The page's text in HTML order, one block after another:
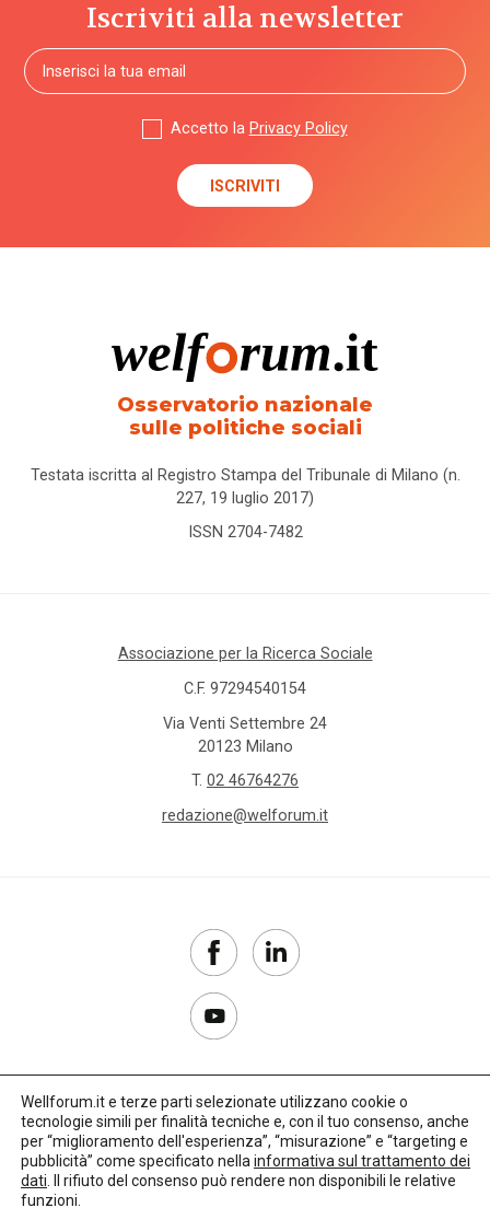
Iscriviti alla newsletter
Accetto la Privacy Policy
Osservatorio nazionale
sulle politiche sociali
Testata iscritta al Registro Stampa del Tribunale di Milano (n.
227, 19 luglio 2017)
ISSN 2704-7482
Associazione per la Ricerca Sociale
C.F. 97294540154
Via Venti Settembre 24
20123 Milano
T. 02 46764276
redazione@welforum.it
Copyright 2017–2026
Privacy Policy
Wellforum.it e terze parti selezionate utilizzano cookie o
tecnologie simili per finalità tecniche e, con il tuo consenso, anche
per “miglioramento dell'esperienza”, “misurazione” e “targeting e
pubblicità” come specificato nella informativa sul trattamento dei
dati . Il rifiuto del consenso può rendere non disponibili le relative
funzioni.